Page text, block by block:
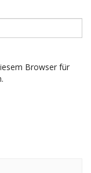
Browser für